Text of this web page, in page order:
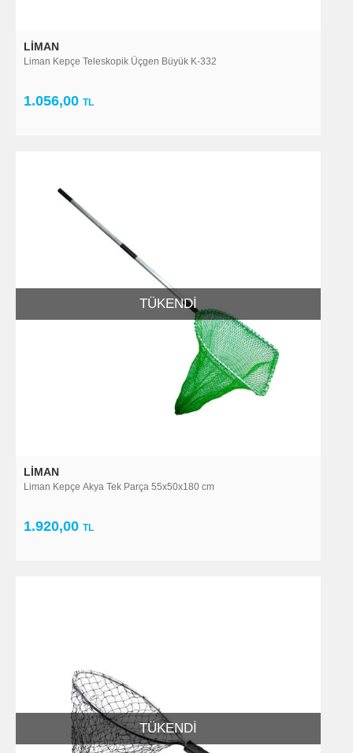
LIMAN
Liman Kepçe Teleskopik Üçgen Büyük K-332
1.056,00 TL
TÜKENDI
LIMAN
Liman Kepçe Akya Tek Parça 55x50x180 cm
1.920,00 TL
TÜKENDI